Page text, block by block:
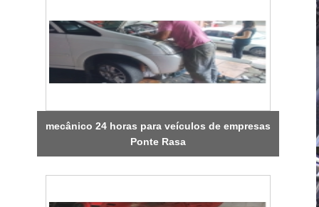
mecânico 24 horas para veículos de empresas
Ponte Rasa